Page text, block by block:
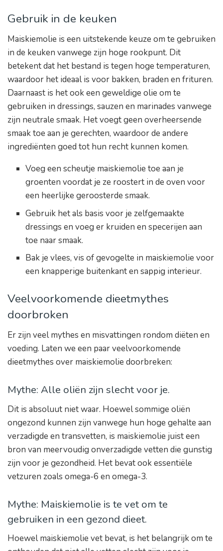
Gebruik in de keuken
Maiskiemolie is een uitstekende keuze om te gebruiken
in de keuken vanwege zijn hoge rookpunt. Dit
betekent dat het bestand is tegen hoge temperaturen,
waardoor het ideaal is voor bakken, braden en frituren.
Daarnaast is het ook een geweldige olie om te
gebruiken in dressings, sauzen en marinades vanwege
zijn neutrale smaak. Het voegt geen overheersende
smaak toe aan je gerechten, waardoor de andere
ingrediënten goed tot hun recht kunnen komen.
Voeg een scheutje maiskiemolie toe aan je
groenten voordat je ze roostert in de oven voor
een heerlijke geroosterde smaak.
Gebruik het als basis voor je zelfgemaakte
dressings en voeg er kruiden en specerijen aan
toe naar smaak.
Bak je vlees, vis of gevogelte in maiskiemolie voor
een knapperige buitenkant en sappig interieur.
Veelvoorkomende dieetmythes
doorbroken
Er zijn veel mythes en misvattingen rondom diëten en
voeding. Laten we een paar veelvoorkomende
dieetmythes over maiskiemolie doorbreken:
Mythe: Alle oliën zijn slecht voor je.
Dit is absoluut niet waar. Hoewel sommige oliën
ongezond kunnen zijn vanwege hun hoge gehalte aan
verzadigde en transvetten, is maiskiemolie juist een
bron van meervoudig onverzadigde vetten die gunstig
zijn voor je gezondheid. Het bevat ook essentiële
vetzuren zoals omega-6 en omega-3.
Mythe: Maiskiemolie is te vet om te
gebruiken in een gezond dieet.
Hoewel maiskiemolie vet bevat, is het belangrijk om te